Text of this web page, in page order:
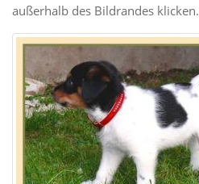
außerhalb des Bildrandes klicken.